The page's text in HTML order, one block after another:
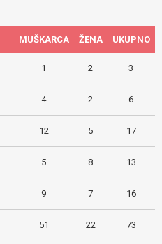
MUŠKARCA ŽENA UKUPNO
1 2 3
4 2 6
12 5 17
5 8 13
9 7 16
51 22 73